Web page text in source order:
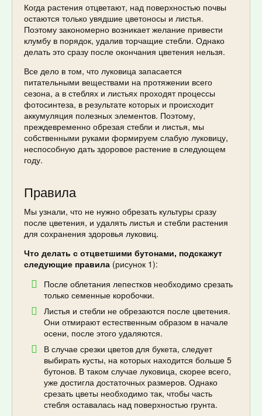
Когда растения отцветают, над поверхностью почвы
остаются только увядшие цветоносы и листья.
Поэтому закономерно возникает желание привести
клумбу в порядок, удалив торчащие стебли. Однако
делать это сразу после окончания цветения нельзя.
Все дело в том, что луковица запасается
питательными веществами на протяжении всего
сезона, а в стеблях и листьях проходят процессы
фотосинтеза, в результате которых и происходит
аккумуляция полезных элементов. Поэтому,
преждевременно обрезая стебли и листья, мы
собственными руками формируем слабую луковицу,
неспособную дать здоровое растение в следующем
году.
Правила
Мы узнали, что не нужно обрезать культуры сразу
после цветения, и удалять листья и стебли растения
для сохранения здоровья луковиц.
Что делать с отцветшими бутонами, подскажут
следующие правила (рисунок 1):
После облетания лепестков необходимо срезать
только семенные коробочки.
Листья и стебли не обрезаются после цветения.
Они отмирают естественным образом в начале
осени, после этого удаляются.
В случае срезки цветов для букета, следует
выбирать кусты, на которых находится больше 5
бутонов. В таком случае луковица, скорее всего,
уже достигла достаточных размеров. Однако
срезать цветы необходимо так, чтобы часть
стебля оставалась над поверхностью грунта.